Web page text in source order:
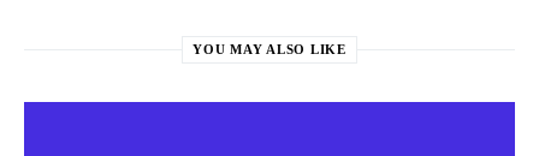
YOU MAY ALSO LIKE